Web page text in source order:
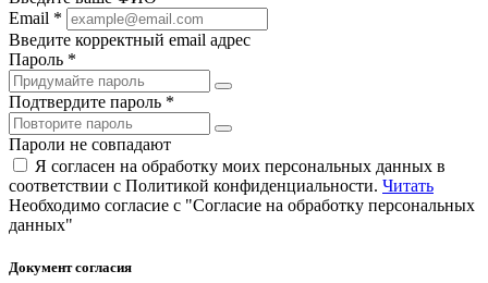
Email *
Введите корректный email адрес
Пароль *
Подтвердите пароль *
Пароли не совпадают
Я согласен на обработку моих персональных данных в
соответствии с Политикой конфиденциальности. Читать
Необходимо согласие с "Согласие на обработку персональных
данных"
Документ согласия